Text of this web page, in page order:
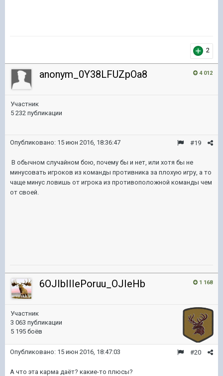
2
4 012
anonym_0Y38LFUZpOa8
Участник
5 232 публикации
#19
Опубликовано: 15 июн 2016, 18:36:47
В обычном случайном бою, почему бы и нет, или хотя бы не
минусовать игроков из команды противника за плохую игру, а то
чаще минус ловишь от игрока из противоположной команды чем
от своей.
1 168
6OJIbIIIePoruu_OJIeHb
Участник
3 063 публикации
5 195 боёв
#20
Опубликовано: 15 июн 2016, 18:47:03
А что эта карма даёт? какие-то плюсы?